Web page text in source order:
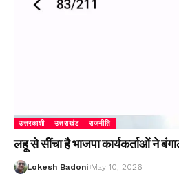
उत्तरकाशी उत्तराखंड राजनीति
लहू से सींचा है भाजपा कार्यकर्ताओं ने
Lokesh Badoni May 10, 2026